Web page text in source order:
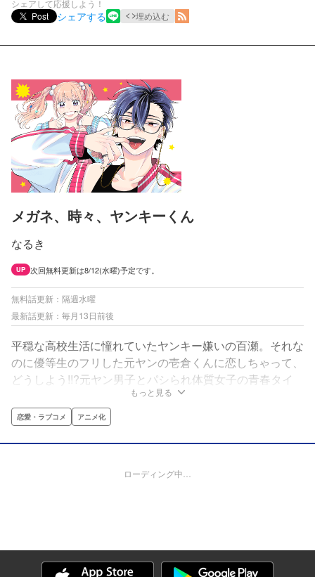
シェアして応援しよう！
Post
シェアする 埋め込む
メガネ、時々、ヤンキーくん
なるき
UP 次回無料更新は8/12(水曜)予定です。
無料話更新：隔週水曜
最新話更新：毎月13日前後
平穏な高校生活に憧れていたヤンキー嫌いの百瀬。それな
のに優等生のフリした元ヤンの壱倉くんに恋しちゃって、
どうしよう!!?元ヤン男子とパシられ体質女子の青春タイ
もっと見る
恋愛・ラブコメ アニメ化
ローディング中…